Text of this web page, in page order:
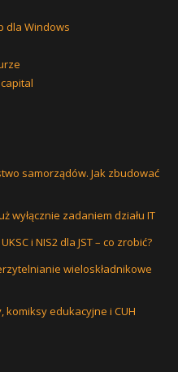
dla Windows
samorządów. Jak zbudować
wyłącznie zadaniem działu IT
i NIS2 dla JST – co zrobić?
wieloskładnikowe
komiksy edukacyjne i CUH